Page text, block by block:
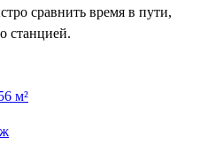
сравнить время в пути,
станцией.
м²